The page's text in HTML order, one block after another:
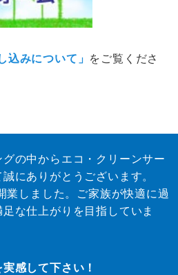
込みについて」 をご覧くださ
の中からエコ・クリーンサー
にありがとうございます。
業しました。ご家族が快適に過
な仕上がりを目指していま
感して下さい！